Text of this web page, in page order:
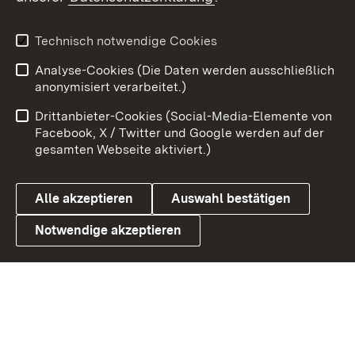
Youtube
Link zum Landesportal
Benutzungshinweise
Barrierefreiheit
Datenschutz
Cookies
Technisch notwendige Cookies
Analyse-Cookies (Die Daten werden ausschließlich
anonymisiert verarbeitet.)
Drittanbieter-Cookies (Social-Media-Elemente von
Facebook, X / Twitter und Google werden auf der
gesamten Webseite aktiviert.)
Alle akzeptieren Auswahl bestätigen
Notwendige akzeptieren